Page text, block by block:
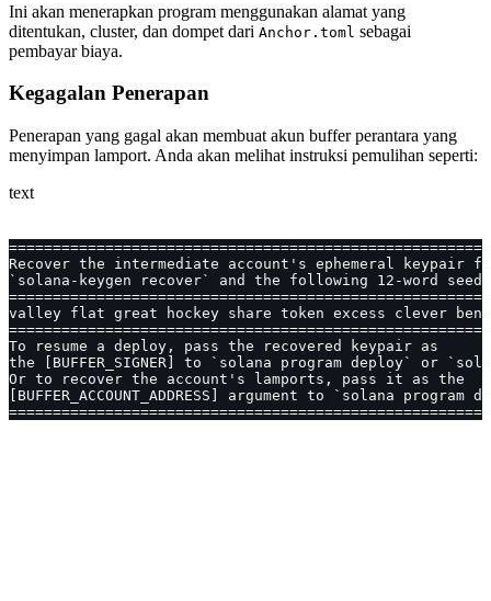
Ini akan menerapkan program menggunakan alamat yang
ditentukan, cluster, dan dompet dari Anchor.toml sebagai
pembayar biaya.
Kegagalan Penerapan
Penerapan yang gagal akan membuat akun buffer perantara yang
menyimpan lamport. Anda akan melihat instruksi pemulihan seperti:
text
Recover the intermediate account's ephemeral keypair
`solana-keygen recover` and the following 12-word seed
valley flat great hockey share token excess clever
To resume a deploy, pass the recovered keypair as
the [BUFFER_SIGNER] to `solana program deploy` or
Or to recover the account's lamports, pass it as the
[BUFFER_ACCOUNT_ADDRESS] argument to `solana program